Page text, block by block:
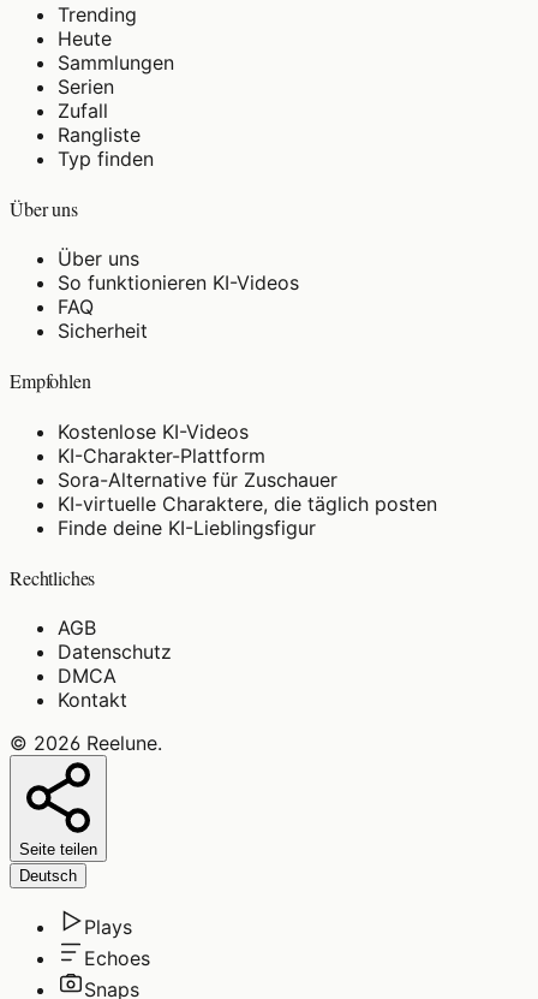
Trending
Heute
Sammlungen
Serien
Zufall
Rangliste
Typ finden
Über uns
Über uns
So funktionieren KI-Videos
FAQ
Sicherheit
Empfohlen
Kostenlose KI-Videos
KI-Charakter-Plattform
Sora-Alternative für Zuschauer
KI-virtuelle Charaktere, die täglich posten
Finde deine KI-Lieblingsfigur
Rechtliches
AGB
Datenschutz
DMCA
Kontakt
© 2026 Reelune.
Seite teilen
Deutsch
Plays
Echoes
Snaps